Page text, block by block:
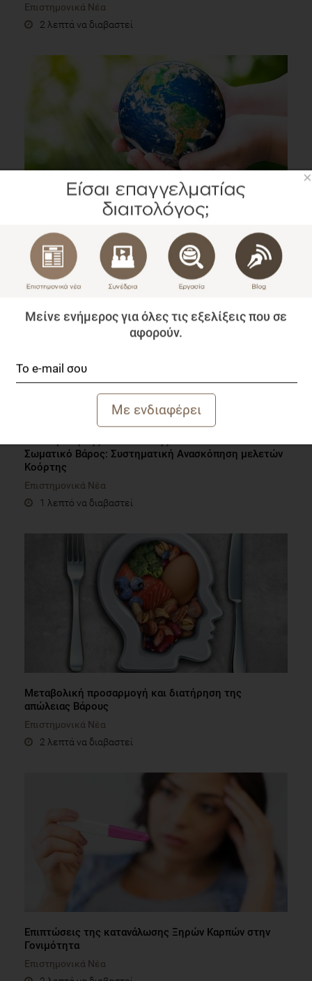
Επιστημονικά Νέα
2 λεπτά να διαβαστεί
Οι διατροφικές επιλογές που αγαπούν το περιβάλλον
Επιστημονικά Νέα
1 λεπτό να διαβαστεί
Σωματικό Βάρος: Συστηματική Ανασκόπηση μελετών
Κοόρτης
Επιστημονικά Νέα
1 λεπτό να διαβαστεί
Μεταβολική προσαρμογή και διατήρηση της
απώλειας Βάρους
Επιστημονικά Νέα
2 λεπτά να διαβαστεί
Επιπτώσεις της κατανάλωσης Ξηρών Καρπών στην
Γονιμότητα
Επιστημονικά Νέα
×
Μείνε ενήμερος για όλες τις εξελίξεις που σε
αφορούν.